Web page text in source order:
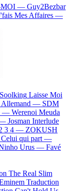
— Guy2Bezbar
Mes Affaires —
Soolking Laisse Moi
Allemand — SDM
— Werenoi Meuda
— Josman Interlude
3 4 — ZOKUSH
Celui qui part —
Urus — Favé
The Real Slim
Traduction